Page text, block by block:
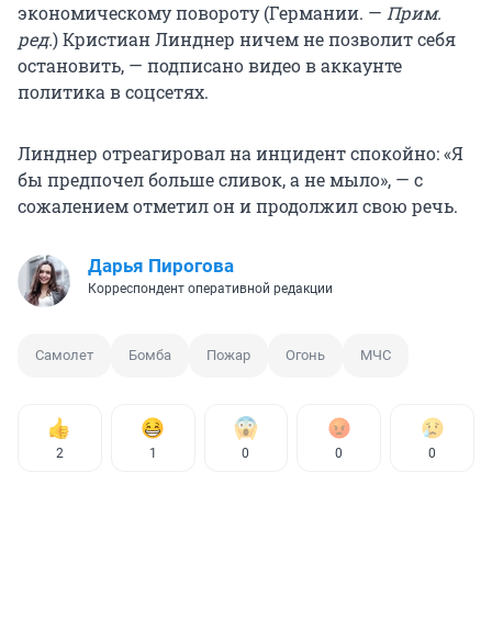
экономическому повороту (Германии. — Прим.
ред.) Кристиан Линднер ничем не позволит себя
остановить, — подписано видео в аккаунте
политика в соцсетях.
Линднер отреагировал на инцидент спокойно: «Я
бы предпочел больше сливок, а не мыло», — с
сожалением отметил он и продолжил свою речь.
Дарья Пирогова
Корреспондент оперативной редакции
Самолет Бомба Пожар Огонь МЧС
2 1 0 0 0